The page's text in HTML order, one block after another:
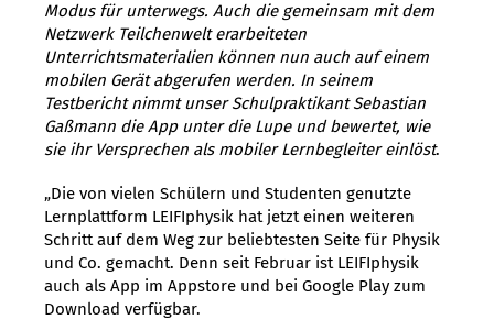
Modus für unterwegs. Auch die gemeinsam mit dem
Netzwerk Teilchenwelt erarbeiteten
Unterrichtsmaterialien können nun auch auf einem
mobilen Gerät abgerufen werden. In seinem
Testbericht nimmt unser Schulpraktikant Sebastian
Gaßmann die App unter die Lupe und bewertet, wie
sie ihr Versprechen als mobiler Lernbegleiter einlöst.
„Die von vielen Schülern und Studenten genutzte
Lernplattform LEIFIphysik hat jetzt einen weiteren
Schritt auf dem Weg zur beliebtesten Seite für Physik
und Co. gemacht. Denn seit Februar ist LEIFIphysik
auch als App im Appstore und bei Google Play zum
Download verfügbar.